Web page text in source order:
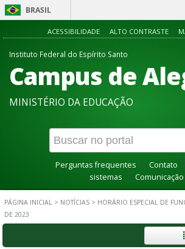
BRASIL
Acesso
ACESSIBILIDADE ALTO CONTRASTE
Instituto Federal do Espírito Santo
Campus de
MINISTÉRIO DA EDUCAÇÃO
Perguntas frequentes Contato
sistemas
Comunicação
PÁGINA INICIAL > NOTÍCIAS > HORÁRIO ESPECIAL DE
DE 2023